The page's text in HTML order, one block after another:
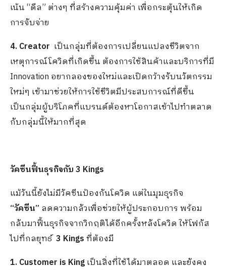
เน้น “ดีล” ต่างๆ ที่สร้างความคุ้มค่า เพื่อกระตุ้นให้เกิด
การจับจ่าย
4. Creator เป็นกลุ่มที่ต้องการเปลี่ยนแปลงชีวิตจาก
เหตุการณ์โควิดที่เกิดขึ้น ต้องการใช้สินค้าและบริการที่มี
Innovation อยากลองของใหม่และเปิดกว้างรับนวัตกรรม
ใหม่ๆ เข้ามาช่วยให้การใช้ชีวิตมีประสบการณ์ที่ดีขึ้น
เป็นกลุ่มผู้บริโภคที่แบรนด์ต้องหาโอกาสเข้าไปทำตลาด
กับกลุ่มนี้ให้มากที่สุด
วัคซีนฟื้นธุรกิจกับ3 Kings
แม้วันนี้ยังไม่มีวัคซีนป้องกันโควิด แต่ในมุมธุรกิจ
“วัคซีน” ลดความกลัวเพื่อช่วยให้ผู้ประกอบการ พร้อม
กลับมาฟื้นธุรกิจจากวิกฤติได้อีกครั้งหลังโควิด ให้โฟกัส
ไปที่กลยุทธ์3 Kingsที่ต้องมี
1. Customer is Kingเป็นสิ่งที่ใช้ได้มาตลอด และยังคง